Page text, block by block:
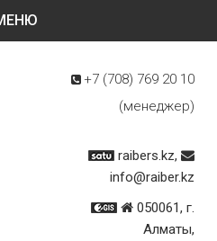
+7 (708) 769 20 10
(менеджер)
raibers.kz,
info@raiber.kz
050061, г.
Алматы,